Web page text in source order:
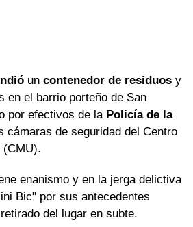
un contenedor de residuos y
en el barrio porteño de San
por efectivos de laPolicía de la
cámaras de seguridad del Centro
(CMU).
enanismo y en la jerga delictiva
Bic" por sus antecedentes
del lugar en subte.